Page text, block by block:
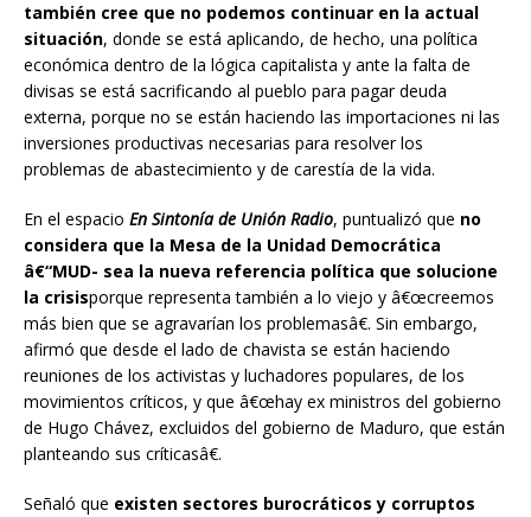
también cree que no podemos continuar en la actual
situación, donde se está aplicando, de hecho, una política
económica dentro de la lógica capitalista y ante la falta de
divisas se está sacrificando al pueblo para pagar deuda
externa, porque no se están haciendo las importaciones ni las
inversiones productivas necesarias para resolver los
problemas de abastecimiento y de carestía de la vida.
En el espacio En Sintonía de Unión Radio, puntualizó que no
considera que la Mesa de la Unidad Democrática
â€“MUD- sea la nueva referencia política que solucione
la crisisporque representa también a lo viejo y â€œcreemos
más bien que se agravarían los problemasâ€. Sin embargo,
afirmó que desde el lado de chavista se están haciendo
reuniones de los activistas y luchadores populares, de los
movimientos críticos, y que â€œhay ex ministros del gobierno
de Hugo Chávez, excluidos del gobierno de Maduro, que están
planteando sus críticasâ€.
Señaló que existen sectores burocráticos y corruptos